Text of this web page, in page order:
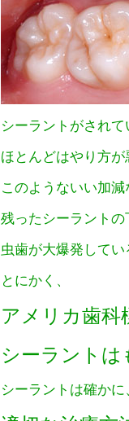
シーラントがされ
ほとんどはやり方
このようないい加
残ったシーラントの
虫歯が大爆発して
とにかく、
アメリカ歯科
シーラントは
シーラントは確かに